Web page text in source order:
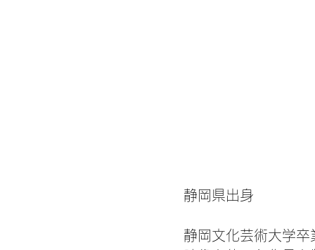
静岡県出身
静岡文化芸術大学